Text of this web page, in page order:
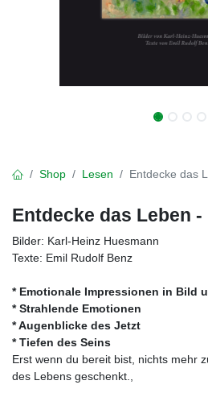
Shop Lesen Entdecke das
Entdecke das Leben -
Bilder: Karl-Heinz Huesmann
Texte: Emil Rudolf Benz
* Emotionale Impressionen in Bild
* Strahlende Emotionen
* Augenblicke des Jetzt
* Tiefen des Seins
Erst wenn du bereit bist, nichts mehr
des Lebens geschenkt.,